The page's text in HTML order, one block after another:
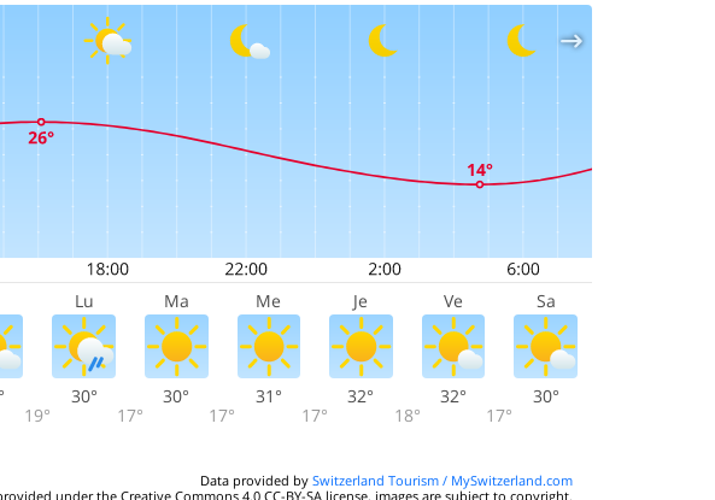
Lu Ma Me Je Ve Sa
19°
30°
17°
30°
17°
31°
17°
32°
18°
32°
17°
30°
Data provided by Switzerland Tourism / MySwitzerland.com
under the Creative Commons 4.0 CC-BY-SA license, images are subject to copyright.